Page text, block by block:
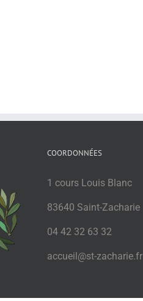
COORDONNÉES
1 cours Louis Blanc
83640 Saint-Zacharie
04 42 32 63 32
accueil@st-zacharie.fr